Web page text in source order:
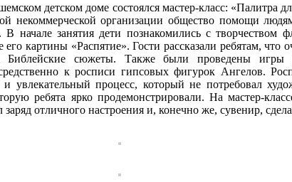
детском доме состоялся мастер-класс: «Палитра
некоммерческой организации общество помощи
занятия дети познакомились с творчеством
картины «Распятие». Гости рассказали ребятам, что
Библейские сюжеты. Также были проведены игры
к росписи гипсовых фигурок Ангелов.
процесс, который не потребовал
ребята ярко продемонстрировали. На мастер-
отличного настроения и, конечно же, сувенир,